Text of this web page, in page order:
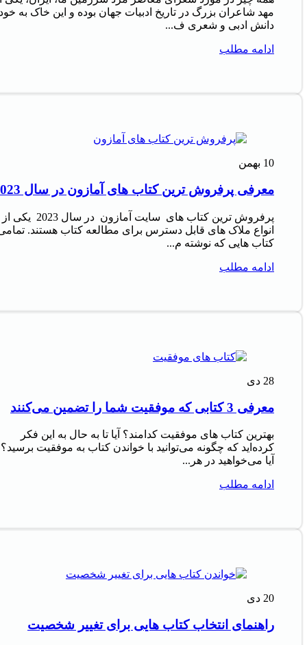
مهد شاعران بزرگ در تاریخ ادبیات جهان بوده و این خاک به
دانش ادبی و شعری ف...
ادامه مطلب
10 بهمن
معرفی پرفروش‌ ترین کتاب‌ های آمازون در سال 2023
پرفروش‌ ترین کتاب‌ های سایت آمازون در سال 2023 یکی از
انواع ملاک‌ های قابل دسترس برای مطالعه کتاب هستند.
کتاب‌ هایی که نوشته م...
ادامه مطلب
28 دی
معرفی 3 کتابی که موفقیت شما را تضمین می‌کنند
بهترین کتاب های موفقیت کدامند؟ آیا تا به حال به این فکر
کرده‌اید که چگونه می‌توانید با خواندن کتاب به موفقیت برسید؟
آیا می‌خواهید در هر...
ادامه مطلب
20 دی
راهنمای انتخاب کتاب هایی برای تغییر شخصیت